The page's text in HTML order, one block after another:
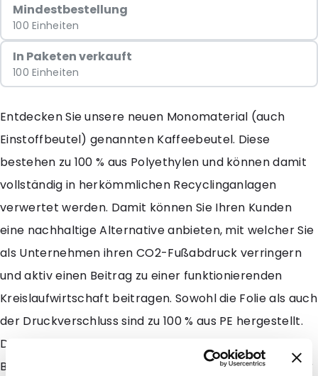
Mindestbestellung
100 Einheiten
In Paketen verkauft
100 Einheiten
Entdecken Sie unsere neuen Monomaterial (auch
Einstoffbeutel) genannten Kaffeebeutel. Diese
bestehen zu 100 % aus Polyethylen und können damit
vollständig in herkömmlichen Recyclinganlagen
verwertet werden. Damit können Sie Ihren Kunden
eine nachhaltige Alternative anbieten, mit welcher Sie
als Unternehmen ihren CO2-Fußabdruck verringern
und aktiv einen Beitrag zu einer funktionierenden
Kreislaufwirtschaft beitragen. Sowohl die Folie als auch
der Druckverschluss sind zu 100 % aus PE hergestellt.
Dank einer zusätzlichen Beschichtung für bessere
Barriereeigenschaften sind die Produkte trotzdem vor